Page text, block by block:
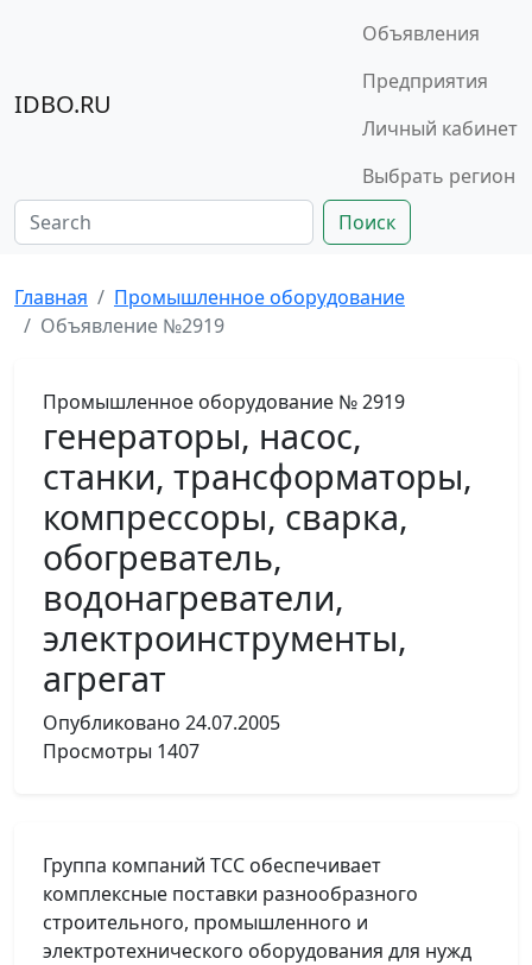
IDBO.RU
Объявления
Предприятия
Личный кабинет
Выбрать регион
Поиск
Главная
Промышленное оборудование
Объявление №2919
Промышленное оборудование № 2919
генераторы, насос,
станки, трансформаторы,
компрессоры, сварка,
обогреватель,
водонагреватели,
электроинструменты,
агрегат
Опубликовано 24.07.2005
Просмотры 1407
Группа компаний ТСС обеспечивает
комплексные поставки разнообразного
строительного, промышленного и
электротехнического оборудования для нужд